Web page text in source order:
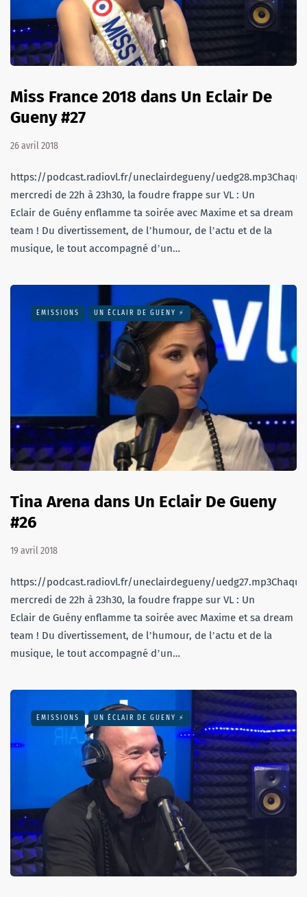
Miss France 2018 dans Un Eclair De
Gueny #27
26 avril 2018
https://podcast.radiovl.fr/uneclairdegueny/uedg28.mp3Chaque
mercredi de 22h à 23h30, la foudre frappe sur VL : Un
Eclair de Guény enflamme ta soirée avec Maxime et sa dream
team ! Du divertissement, de lʼhumour, de lʼactu et de la
musique, le tout accompagné dʼun…
EMISSIONS UN ÉCLAIR DE GUENY ⚡️
Tina Arena dans Un Eclair De Gueny
#26
19 avril 2018
https://podcast.radiovl.fr/uneclairdegueny/uedg27.mp3Chaque
mercredi de 22h à 23h30, la foudre frappe sur VL : Un
Eclair de Guény enflamme ta soirée avec Maxime et sa dream
team ! Du divertissement, de lʼhumour, de lʼactu et de la
musique, le tout accompagné dʼun…
EMISSIONS UN ÉCLAIR DE GUENY ⚡️